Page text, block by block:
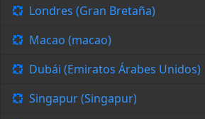
Londres (Gran Bretaña)
Macao (macao)
Dubái (Emiratos Árabes Unidos)
Singapur (Singapur)